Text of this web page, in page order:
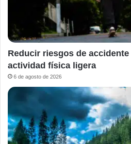
Reducir riesgos de
actividad física ligera
6 de agosto de 2026